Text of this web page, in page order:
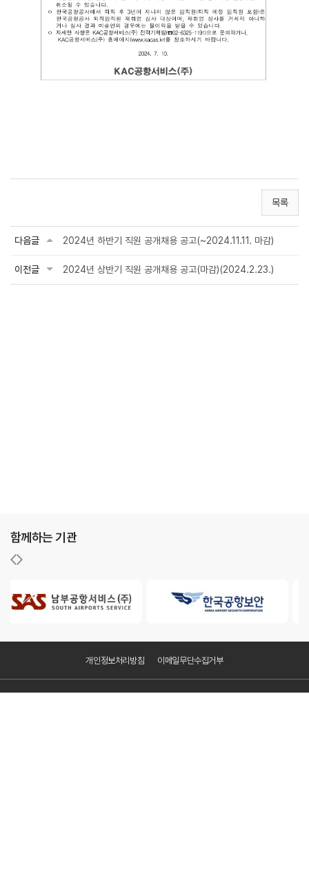
목록
다음글 2024년 하반기 직원 공개채용 공고(~2024.11.11. 마감)
이전글 2024년 상반기 직원 공개채용 공고(마감)(2024.2.23.)
함께하는 기관
개인정보처리방침 이메일무단수집거부